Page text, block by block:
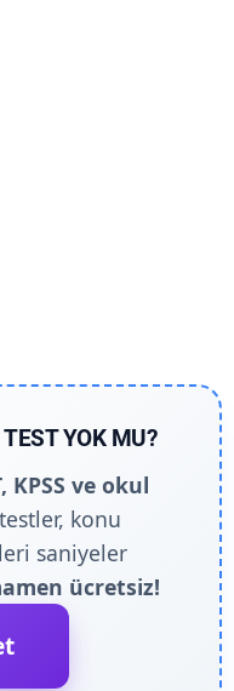
YOK MU?
KPSS ve okul
konu
saniyeler
ücretsiz!